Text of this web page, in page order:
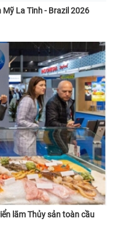
La Tinh - Brazil 2026
lãm Thủy sản toàn cầu